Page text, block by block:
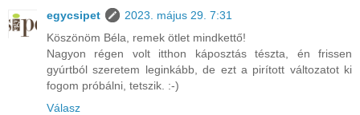
egycsipet
2023. május 29. 7:31
Köszönöm Béla, remek ötlet mindkettő!
Nagyon régen volt itthon káposztás tészta, én frissen
gyúrtból szeretem leginkább, de ezt a pirított változatot ki
fogom próbálni, tetszik. :⁠-⁠)
Válasz